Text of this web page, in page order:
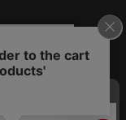
These
site